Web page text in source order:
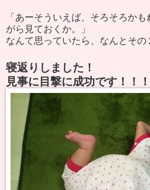
「あーそういえば、そろそろか
がら見ておくか。」
なんて思っていたら、なんとその
寝返りしました！
見事に目撃に成功です！！！